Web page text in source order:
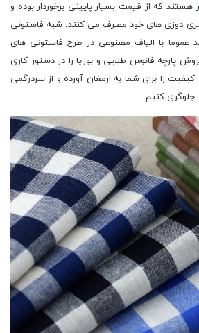
هستند که از قیمت بسیار پایینی برخوردار بوده و
سری دوزی های خود مصرف می کنند. شبه فاستونی
عموما با الیاف مصنوعی در طرح فاستونی های
پارچه فانوس طلایی و بوریا را در دستور کاری
کیفیت را برای شما به ارمغان آورده و از سردرگمی
جلوگری کنیم.